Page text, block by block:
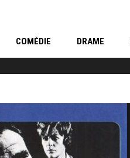
COMÉDIE DRAME